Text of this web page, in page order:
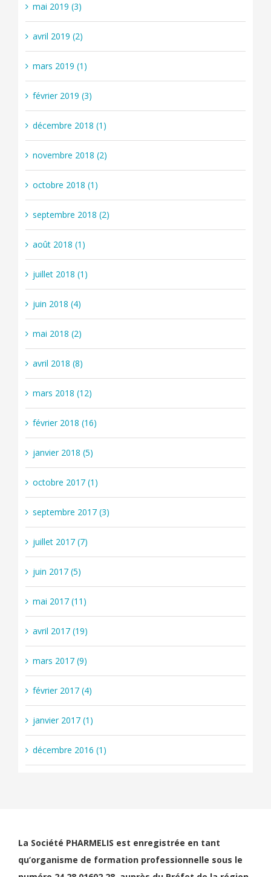
mai 2019 (3)
avril 2019 (2)
mars 2019 (1)
février 2019 (3)
décembre 2018 (1)
novembre 2018 (2)
octobre 2018 (1)
septembre 2018 (2)
août 2018 (1)
juillet 2018 (1)
juin 2018 (4)
mai 2018 (2)
avril 2018 (8)
mars 2018 (12)
février 2018 (16)
janvier 2018 (5)
octobre 2017 (1)
septembre 2017 (3)
juillet 2017 (7)
juin 2017 (5)
mai 2017 (11)
avril 2017 (19)
mars 2017 (9)
février 2017 (4)
janvier 2017 (1)
décembre 2016 (1)
La Société PHARMELIS est enregistrée en tant
qu’organisme de formation professionnelle sous le